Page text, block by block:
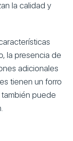
la calidad y
la presencia de
adicionales
tienen un forro
puede